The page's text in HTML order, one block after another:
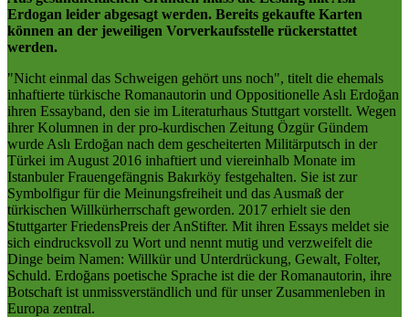
Erdogan leider abgesagt werden. Bereits gekaufte Karten
können an der jeweiligen Vorverkaufsstelle rückerstattet
werden.
"Nicht einmal das Schweigen gehört uns noch", titelt die ehemals
inhaftierte türkische Romanautorin und Oppositionelle Aslı Erdoğan
ihren Essayband, den sie im Literaturhaus Stuttgart vorstellt. Wegen
ihrer Kolumnen in der pro-kurdischen Zeitung Özgür Gündem
wurde Aslı Erdoğan nach dem gescheiterten Militärputsch in der
Türkei im August 2016 inhaftiert und viereinhalb Monate im
Istanbuler Frauengefängnis Bakırköy festgehalten. Sie ist zur
Symbolfigur für die Meinungsfreiheit und das Ausmaß der
türkischen Willkürherrschaft geworden. 2017 erhielt sie den
Stuttgarter FriedensPreis der AnStifter. Mit ihren Essays meldet sie
sich eindrucksvoll zu Wort und nennt mutig und verzweifelt die
Dinge beim Namen: Willkür und Unterdrückung, Gewalt, Folter,
Schuld. Erdoğans poetische Sprache ist die der Romanautorin, ihre
Botschaft ist unmissverständlich und für unser Zusammenleben in
Europa zentral.